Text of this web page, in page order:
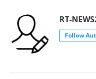
RT-
Follow